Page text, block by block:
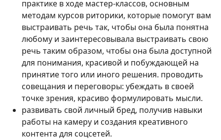
практике в ходе мастер-классов, основным
методам курсов риторики, которые помогут вам
выстраивать речь так, чтобы она была понятна
любому и заинтересовывала выстраивать свою
речь таким образом, чтобы она была доступной
для понимания, красивой и побуждающей на
принятие того или иного решения. проводить
совещания и переговоры: убеждать в своей
точке зрения, красиво формулировать мысли.
развивать свой личный бред, получив навыки
работы на камеру и создания креативного
контента для соцсетей.